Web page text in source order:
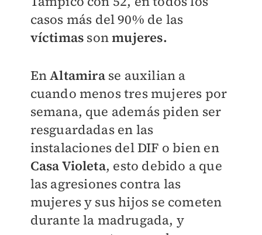
casos más del 90% de las
víctimas sonmujeres.
EnAltamira se auxilian a
cuando menos tres mujeres por
semana, que además piden ser
resguardadas en las
instalaciones del DIF o bien en
Casa Violeta, esto debido a que
las agresiones contra las
mujeres y sus hijos se cometen
durante la madrugada, y